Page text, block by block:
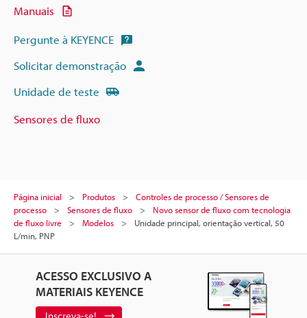
Manuais
Pergunte à KEYENCE
Solicitar demonstração
Unidade de teste
Sensores de fluxo
Página inicial Produtos
Controles de processo / Sensores de
processo
Sensores de fluxo
Novo sensor de fluxo com tecnologia
de fluxo livre
Modelos
Unidade principal, orientação vertical, 50
L/min, PNP
ACESSO EXCLUSIVO A
MATERIAIS KEYENCE
Inscreva-se!